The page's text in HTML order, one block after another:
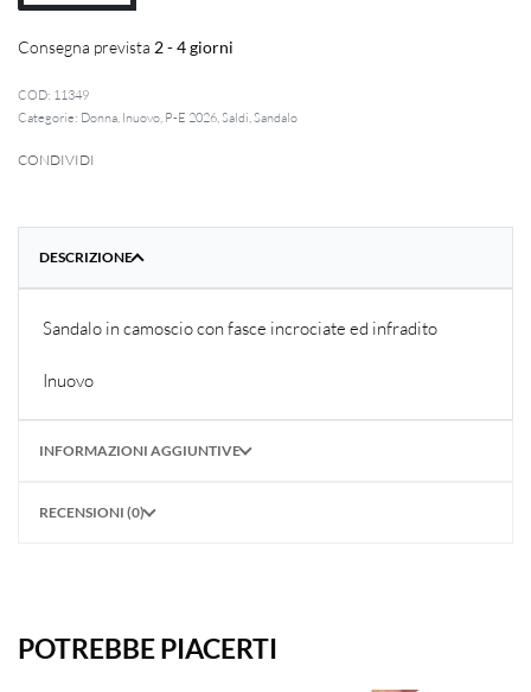
Consegna prevista 2 - 4 giorni
11349
Categorie: Donna, Inuovo, P-E 2026,Saldi,Sandalo
CONDIVIDI
DESCRIZIONE
Sandalo in camoscio con fasce incrociate ed infradito
Inuovo
INFORMAZIONI AGGIUNTIVE
RECENSIONI (0)
POTREBBE PIACERTI